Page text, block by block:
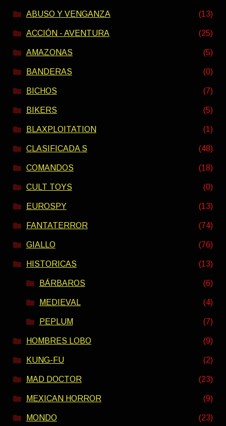
ABUSO Y VENGANZA (13)
ACCIÓN - AVENTURA (25)
AMAZONAS (5)
BANDERAS (0)
BICHOS (7)
BIKERS (5)
BLAXPLOITATION (1)
CLASIFICADA S (48)
COMANDOS (18)
CULT TOYS (0)
EUROSPY (13)
FANTATERROR (74)
GIALLO (76)
HISTORICAS (13)
BÁRBAROS (6)
MEDIEVAL (4)
PEPLUM (7)
HOMBRES LOBO (9)
KUNG-FU (2)
MAD DOCTOR (23)
MEXICAN HORROR (9)
MONDO (23)